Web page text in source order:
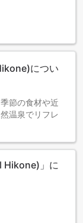
につい
節の食材や近
温泉でリフレ
Hikone)」に